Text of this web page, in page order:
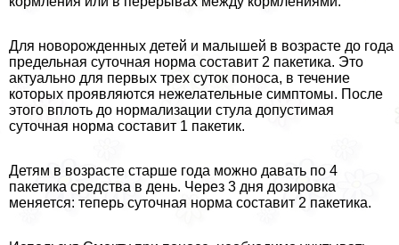
Для новорожденных детей и малышей в возрасте до года
предельная суточная норма составит 2 пакетика. Это
актуально для первых трех суток поноса, в течение
которых проявляются нежелательные симптомы. После
этого вплоть до нормализации стула допустимая
суточная норма составит 1 пакетик.
Детям в возрасте старше года можно давать по 4
пакетика средства в день. Через 3 дня дозировка
меняется: теперь суточная норма составит 2 пакетика.